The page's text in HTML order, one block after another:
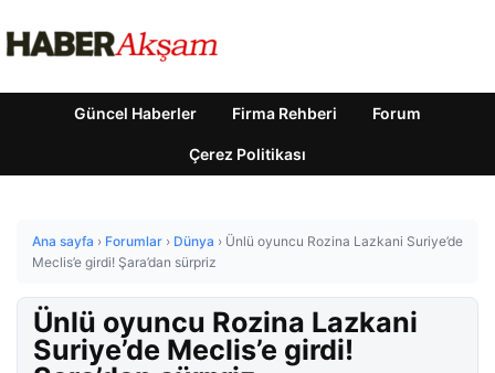
Güncel Haberler Firma Rehberi Forum
Çerez Politikası
Ana sayfa › Forumlar › Dünya › Ünlü oyuncu Rozina Lazkani Suriye’de
Meclis’e girdi! Şara’dan sürpriz
Ünlü oyuncu Rozina Lazkani
Suriye’de Meclis’e girdi!